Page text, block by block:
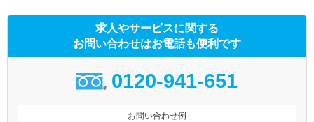
求人やサービスに関する
お問い合わせはお電話も便利です
0120-941-651
お問い合わせ例